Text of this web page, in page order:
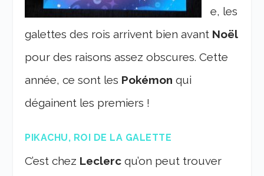
e, les
galettes des rois arrivent bien avant Noël
pour des raisons assez obscures. Cette
année, ce sont les Pokémon qui
dégainent les premiers !
PIKACHU, ROI DE LA GALETTE
C’est chez Leclerc qu’on peut trouver